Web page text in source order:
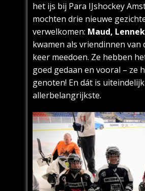
het ijs bij Para IJshockey
mochten drie nieuwe
verwelkomen: Maud,
kwamen als vriendinnen van
keer meedoen. Ze hebben
goed gedaan en vooral – ze
genoten! En dát is
allerbelangrijkste.